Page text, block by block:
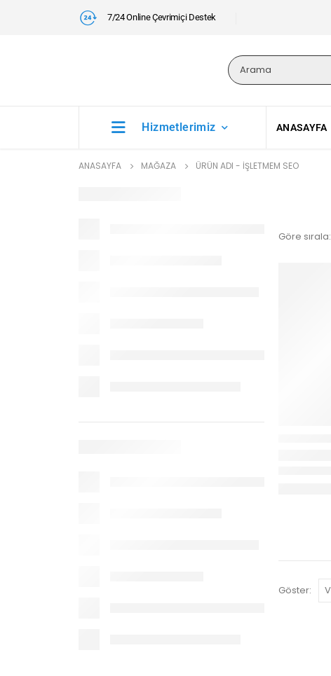
7/24 Online Çevrimiçi Destek
Hizmetlerimiz ANASAYFA
ANASAYFA MAĞAZA ÜRÜN ADI - IŞLETMEM SEO
Göre sırala:
Göster: